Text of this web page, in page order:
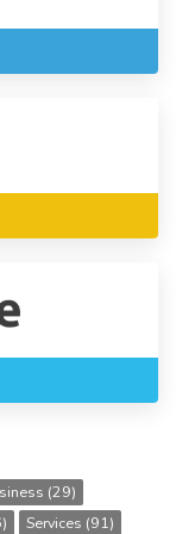
(29)
Services (91)